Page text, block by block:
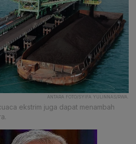
ANTARA FOTO/SYIFA YULINNAS/RWA.
ekstrim juga dapat menambah